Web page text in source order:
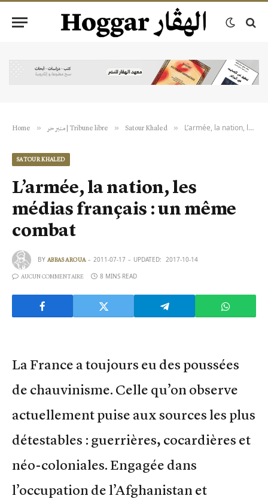
Home » منبر حر | Tribune libre » Satour Khaled » L’armée, la nation, les médias français : un même combat
SATOUR KHALED
L’armée, la nation, les
médias français : un même
combat
BY ABBAS AROUA 2011-07-17 UPDATED: 2017-10-14
AUCUN COMMENTAIRE 8 MINS READ
La France a toujours eu des poussées
de chauvinisme. Celle qu’on observe
actuellement puise aux sources les plus
détestables : guerrières, cocardières et
néo-coloniales. Engagée dans
l’occupation de l’Afghanistan et